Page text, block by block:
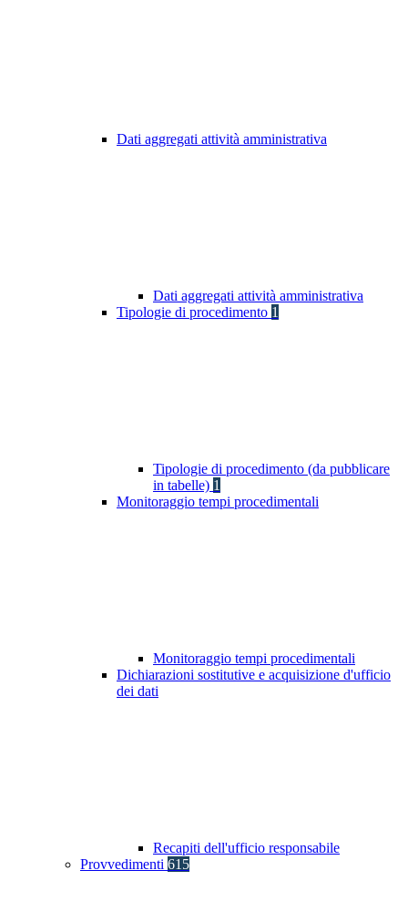
Dati aggregati attività amministrativa
Dati aggregati attività amministrativa
Tipologie di procedimento 1
Tipologie di procedimento (da pubblicare
in tabelle) 1
Monitoraggio tempi procedimentali
Monitoraggio tempi procedimentali
Dichiarazioni sostitutive e acquisizione d'ufficio
dei dati
Recapiti dell'ufficio responsabile
Provvedimenti 615